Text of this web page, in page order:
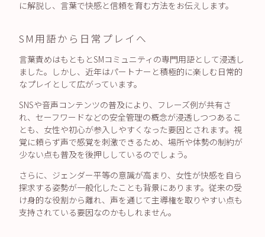
に解説し、言葉で快感と信頼を育む方法をお伝えします。
SM用語から日常プレイへ
言葉責めはもともとSMコミュニティの専門用語として浸透し
ました。しかし、近年はパートナーと積極的に楽しむ日常的
なプレイとして広がっています。
SNSや音声コンテンツの普及により、フレーズ例が共有さ
れ、セーフワードなどの安全管理の概念が浸透しつつあるこ
とも、女性や初心が参入しやすくなった要因とされます。視
覚に頼らず声で感覚を刺激できるため、場所や体勢の制約が
少ない点も普及を後押ししているのでしょう。
さらに、ジェンダー平等の意識が高まり、女性が快感を自ら
探求する姿勢が一般化したことも背景にあります。従来の受
け身的な役割から離れ、声を通じて主導権を取りやすい点も
支持されている要因なのかもしれません。